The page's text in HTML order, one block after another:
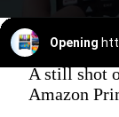
Opening
A still shot
Amazon